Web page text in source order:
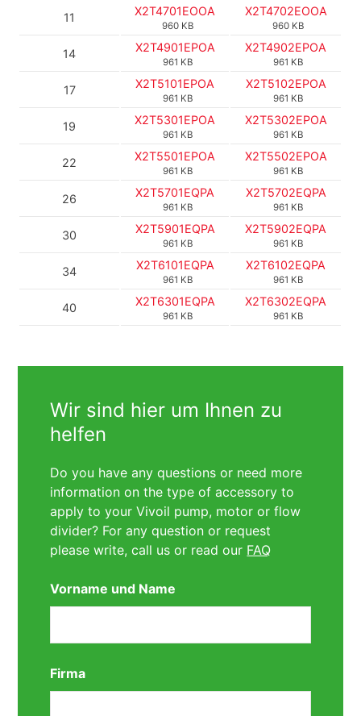
11 X2T4701EOOA
960 KB
X2T4702EOOA
960 KB
14 X2T4901EPOA
961 KB
X2T4902EPOA
961 KB
17 X2T5101EPOA
961 KB
X2T5102EPOA
961 KB
19 X2T5301EPOA
961 KB
X2T5302EPOA
961 KB
22 X2T5501EPOA
961 KB
X2T5502EPOA
961 KB
26 X2T5701EQPA
961 KB
X2T5702EQPA
961 KB
30 X2T5901EQPA
961 KB
X2T5902EQPA
961 KB
34 X2T6101EQPA
961 KB
X2T6102EQPA
961 KB
40 X2T6301EQPA
961 KB
X2T6302EQPA
961 KB
Wir sind hier um Ihnen zu
helfen
Do you have any questions or need more
information on the type of accessory to
apply to your Vivoil pump, motor or flow
divider? For any question or request
please write, call us or read our FAQ
Vorname und Name
Firma